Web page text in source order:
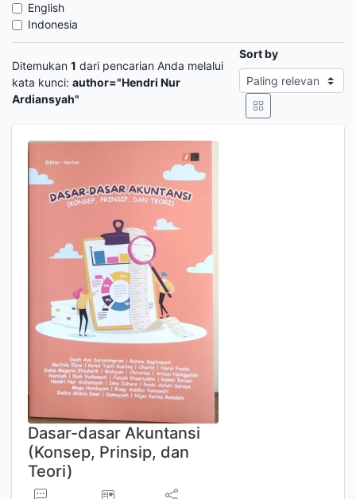
English
Indonesia
Ditemukan 1 dari pencarian Anda melalui
kata kunci: author="Hendri Nur
Ardiansyah"
Sort by
Dasar-dasar Akuntansi
(Konsep, Prinsip, dan
Teori)